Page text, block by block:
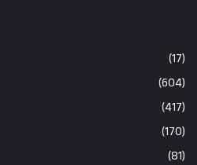
(17)
(604)
(417)
(170)
(81)